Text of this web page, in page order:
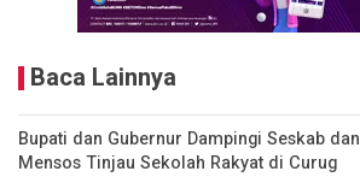
Baca Lainnya
Bupati dan Gubernur Dampingi Seskab dan
Mensos Tinjau Sekolah Rakyat di Curug